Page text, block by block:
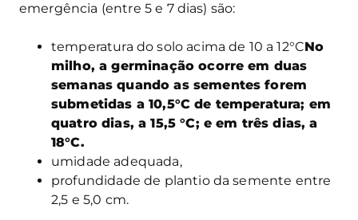
emergência (entre 5 e 7 dias) são:
temperatura do solo acima de 10 a 12°CNo
milho, a germinação ocorre em duas
semanas quando as sementes forem
submetidas a 10,5°C de temperatura; em
quatro dias, a 15,5 °C; e em três dias, a
18°C.
umidade adequada,
profundidade de plantio da semente entre
2,5 e 5,0 cm.